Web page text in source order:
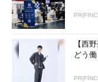
【西
どう働